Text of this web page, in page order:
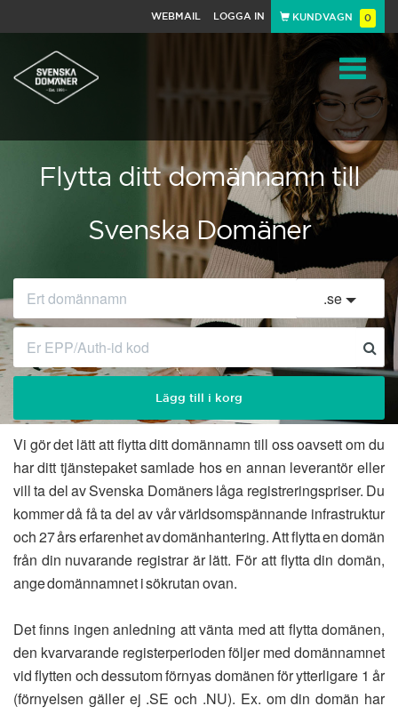
WEBMAIL LOGGA IN KUNDVAGN 0
Toggle
Flytta ditt domännamn till
Svenska Domäner
.se
Lägg till i korg
Vi gör det lätt att flytta ditt domännamn till oss oavsett om du
har ditt tjänstepaket samlade hos en annan leverantör eller
vill ta del av Svenska Domäners låga registreringspriser. Du
kommer då få ta del av vår världsomspännande infrastruktur
och 27 års erfarenhet av domänhantering. Att flytta en domän
från din nuvarande registrar är lätt. För att flytta din domän,
ange domännamnet i sökrutan ovan.
Det finns ingen anledning att vänta med att flytta domänen,
den kvarvarande registerperioden följer med domännamnet
vid flytten och dessutom förnyas domänen för ytterligare 1 år
(förnyelsen gäller ej .SE och .NU). Ex. om din domän har